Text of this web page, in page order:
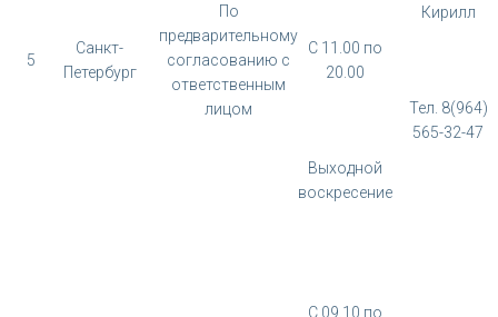
5
Санкт-
Петербург
По
предварительному
согласованию с
ответственным
лицом
С 11.00 по
20.00
Выходной
воскресение
Кирилл
Тел. 8(964)
565-32-47
С 09.10 по